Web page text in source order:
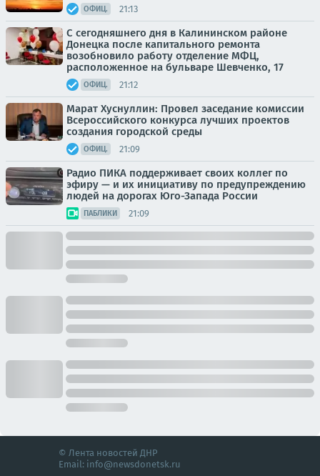
ОФИЦ. 21:13
С сегодняшнего дня в Калининском районе
Донецка после капитального ремонта
возобновило работу отделение МФЦ,
расположенное на бульваре Шевченко, 17
ОФИЦ. 21:12
Марат Хуснуллин: Провел заседание комиссии
Всероссийского конкурса лучших проектов
создания городской среды
ОФИЦ. 21:09
Радио ПИКА поддерживает своих коллег по
эфиру — и их инициативу по предупреждению
людей на дорогах Юго-Запада России
ПАБЛИКИ 21:09
© Лента новостей ДНР
Email: info@newsdonetsk.ru